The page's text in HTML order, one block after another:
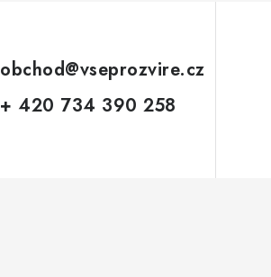
obchod@vseprozvire.cz
+ 420 734 390 258